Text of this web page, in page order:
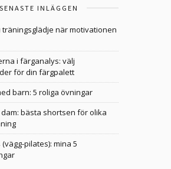
SENASTE INLÄGGEN
träningsglädje när motivationen
i färganalys: välj
för din färgpalett
barn: 5 roliga övningar
dam: bästa shortsen för olika
pilates): mina 5